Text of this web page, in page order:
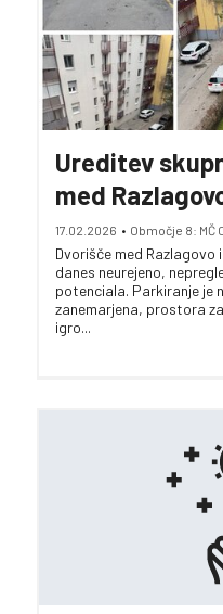
Ureditev
med
17.02.2026 • Območje 8: MČ
Dvorišče med Razlagovo
danes neurejeno,
potenciala. Parkiranje je
zanemarjena, prostora
igro...